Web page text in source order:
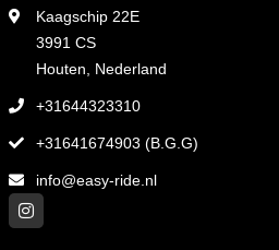
Kaagschip 22E
3991 CS
Houten, Nederland
+31644323310
+31641674903 (B.G.G)
info@easy-ride.nl